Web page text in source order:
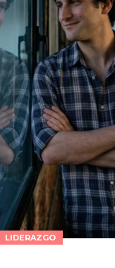
LIDERAZGO